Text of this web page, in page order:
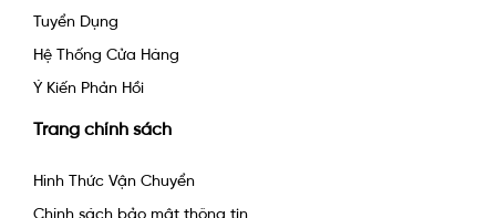
Tuyển Dụng
Hệ Thống Cửa Hàng
Ý Kiến Phản Hồi
Trang chính sách
Hình Thức Vận Chuyển
Chính sách bảo mật thông tin